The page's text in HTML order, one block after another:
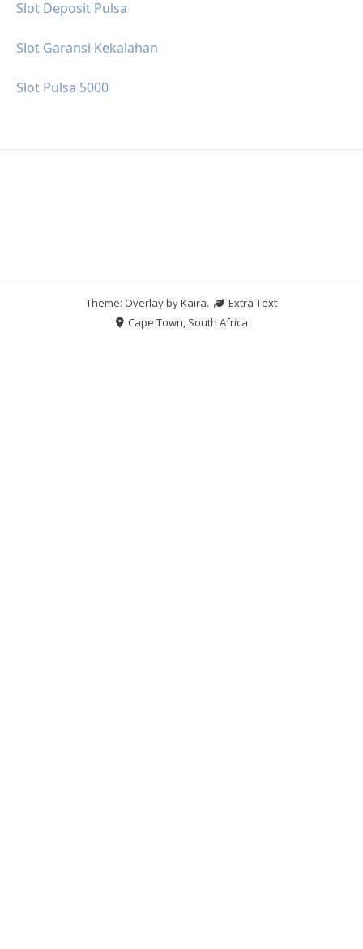
Slot Deposit Pulsa
Slot Garansi Kekalahan
Slot Pulsa 5000
Theme: Overlay byKaira.
Extra Text
Cape Town, South Africa